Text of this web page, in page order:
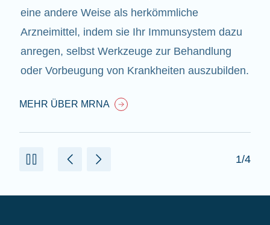
eine andere Weise als herkömmliche
Arzneimittel, indem sie Ihr Immunsystem dazu
anregen, selbst Werkzeuge zur Behandlung
oder Vorbeugung von Krankheiten auszubilden.
MEHR ÜBER MRNA
1/4